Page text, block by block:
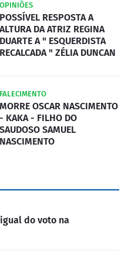
OPINIÕES
POSSÍVEL RESPOSTA A
ALTURA DA ATRIZ REGINA
DUARTE A " ESQUERDISTA
RECALCADA " ZÉLIA DUNCAN
FALECIMENTO
MORRE OSCAR NASCIMENTO
- KAKA - FILHO DO
SAUDOSO SAMUEL
NASCIMENTO
do voto na